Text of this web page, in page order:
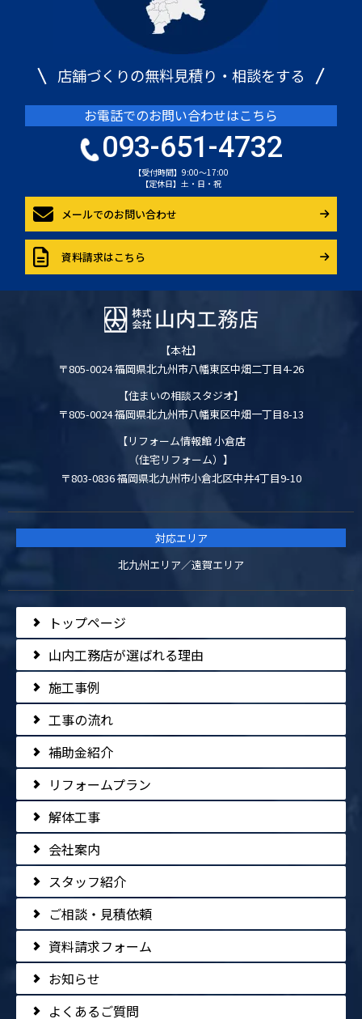
店舗づくりの無料見積り・相談をする
お電話でのお問い合わせはこちら
093-651-4732
【受付時間】9:00～17:00
【定休日】土・日・祝
メールでのお問い合わせ
資料請求はこちら
【本社】
〒805-0024 福岡県北九州市八幡東区中畑二丁目4-26
【住まいの相談スタジオ】
〒805-0024 福岡県北九州市八幡東区中畑一丁目8-13
【リフォーム情報館 小倉店
（住宅リフォーム）】
〒803-0836 福岡県北九州市小倉北区中井4丁目9-10
対応エリア
北九州エリア／遠賀エリア
トップページ
山内工務店が選ばれる理由
施工事例
工事の流れ
補助金紹介
リフォームプラン
解体工事
会社案内
スタッフ紹介
ご相談・見積依頼
資料請求フォーム
お知らせ
よくあるご質問